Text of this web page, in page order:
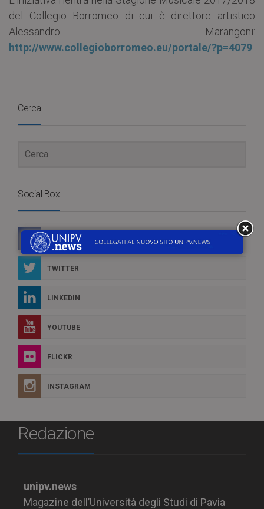
del Collegio Borromeo di cui è direttore artistico
Alessandro Marangoni:
http://www.collegioborromeo.eu/portale/?p=4079
Cerca
Social Box
FACEBOOK
TWITTER
LINKEDIN
YOUTUBE
FLICKR
INSTAGRAM
Redazione
unipv.news
Magazine dell’Università degli Studi di Pavia